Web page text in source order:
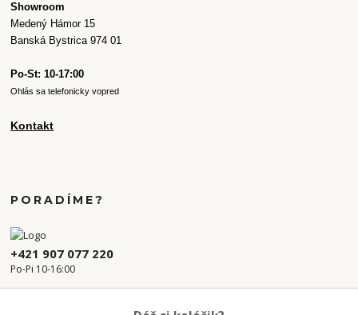
Showroom
Medený Hámor 15
Banská Bystrica 974 01
Po-St: 10-17:00
Ohlás sa telefonicky vopred
Kontakt
PORADÍME?
+421 907 077 220
Po-Pi 10-16:00